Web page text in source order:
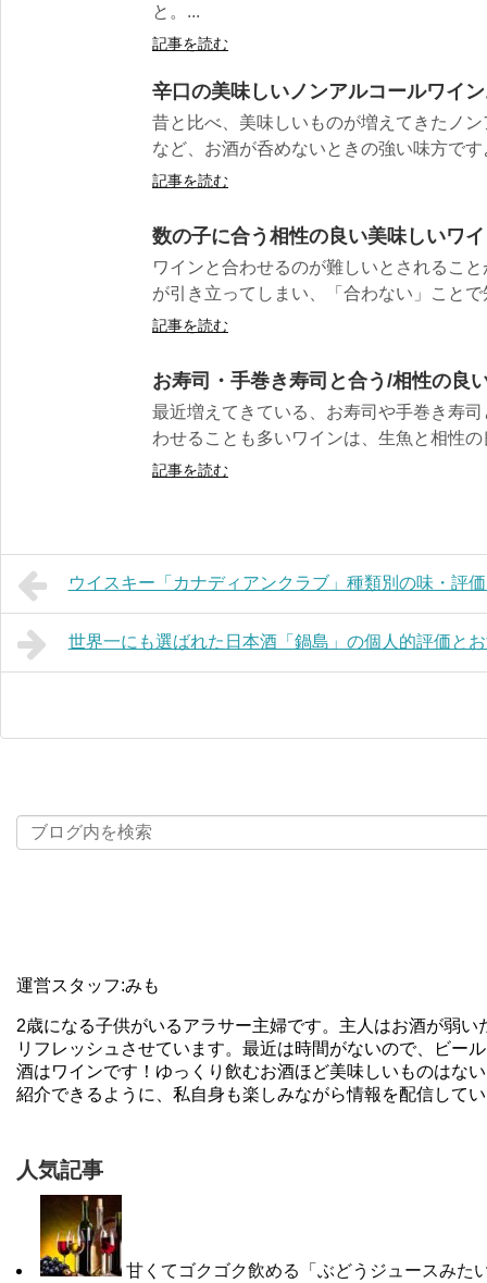
と。...
記事を読む
辛口の美味しいノンアルコールワイ
昔と比べ、美味しいものが増えてきたノ
など、お酒が呑めないときの強い味方で
記事を読む
数の子に合う相性の良い美味しいワ
ワインと合わせるのが難しいとされるこ
が引き立ってしまい、「合わない」こと
記事を読む
お寿司・手巻き寿司と合う/相性の良
最近増えてきている、お寿司や手巻き寿
わせることも多いワインは、生魚と相性
記事を読む
ウイスキー「カナディアンクラブ」種類別の味・評
世界一にも選ばれた日本酒「鍋島」の個人的評価と
運営スタッフ:みも
2歳になる子供がいるアラサー主婦です。主人はお酒が弱
リフレッシュさせています。最近は時間がないので、ビー
酒はワインです！ゆっくり飲むお酒ほど美味しいものはな
紹介できるように、私自身も楽しみながら情報を配信して
人気記事
甘くてゴクゴク飲める「ぶどうジュースみた